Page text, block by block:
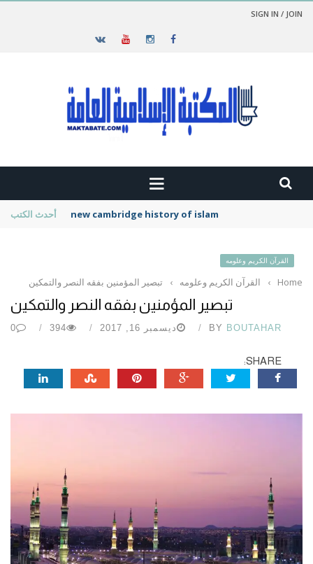
SIGN IN / JOIN
أحدث الكتب new cambridge history of islam
القرآن الكريم وعلومه
Home
› القرآن الكريم وعلومه › تبصير المؤمنين بفقه النصر والتمكين
تبصير المؤمنين بفقه النصر والتمكين
BY BOUTAHAR ديسمبر 16, 2017 394
0
SHARE: